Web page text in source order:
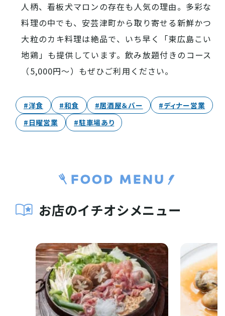
人柄、看板犬マロンの存在も人気の理由。多彩な
料理の中でも、安芸津町から取り寄せる新鮮かつ
大粒のカキ料理は絶品で、いち早く「東広島こい
地鶏」も提供しています。飲み放題付きのコース
（5,000円～）もぜひご利用ください。
#洋食 #和食 #居酒屋＆バー
#ディナー営業
#日曜営業
#駐車場あり
お店のイチオシメニュー
特集記事
その他注目コンテンツ